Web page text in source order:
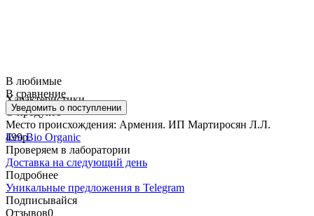
Характеристики
О продукте
Место происхождения: Армения. ИП Мартиросян Л.Л.
499р.
В любимые
В сравнение
Уведомить о поступлении
Eco Bio Organic
Проверяем в лаборатории
Доставка на следующий день
Подробнее
Уникальные предложения в Telegram
Подписывайся
Отзывов0